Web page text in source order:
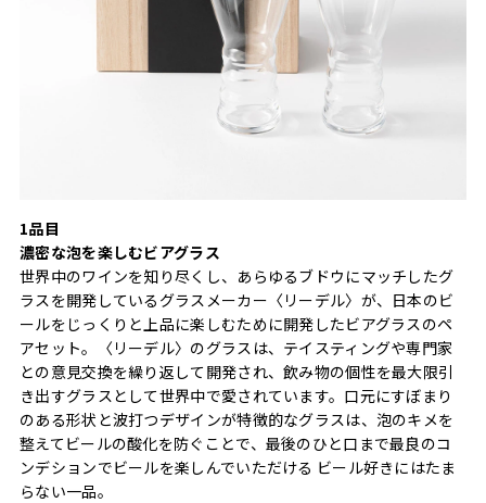
1品目
濃密な泡を楽しむビアグラス
世界中のワインを知り尽くし、あらゆるブドウにマッチしたグ
ラスを開発しているグラスメーカー〈リーデル〉が、日本のビ
ールをじっくりと上品に楽しむために開発したビアグラスのペ
アセット。〈リーデル〉のグラスは、テイスティングや専門家
との意見交換を繰り返して開発され、飲み物の個性を最大限引
き出すグラスとして世界中で愛されています。口元にすぼまり
のある形状と波打つデザインが特徴的なグラスは、泡のキメを
整えてビールの酸化を防ぐことで、最後のひと口まで最良のコ
ンデションでビールを楽しんでいただける ビール好きにはたま
らない一品。